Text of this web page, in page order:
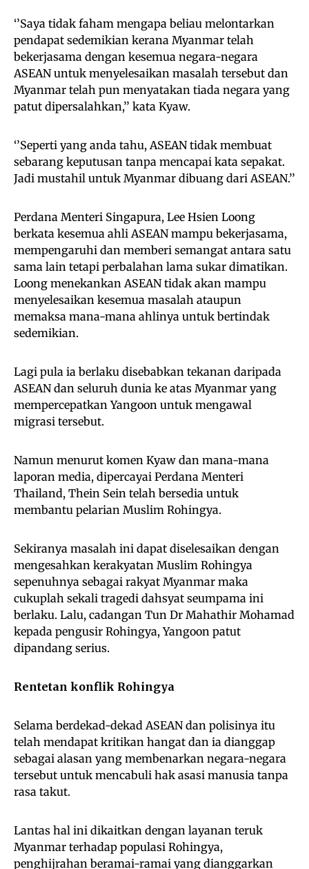
‘’Saya tidak faham mengapa beliau melontarkan
pendapat sedemikian kerana Myanmar telah
bekerjasama dengan kesemua negara-negara
ASEAN untuk menyelesaikan masalah tersebut dan
Myanmar telah pun menyatakan tiada negara yang
patut dipersalahkan,’’ kata Kyaw.
‘’Seperti yang anda tahu, ASEAN tidak membuat
sebarang keputusan tanpa mencapai kata sepakat.
Jadi mustahil untuk Myanmar dibuang dari ASEAN.’’
Perdana Menteri Singapura, Lee Hsien Loong
berkata kesemua ahli ASEAN mampu bekerjasama,
mempengaruhi dan memberi semangat antara satu
sama lain tetapi perbalahan lama sukar dimatikan.
Loong menekankan ASEAN tidak akan mampu
menyelesaikan kesemua masalah ataupun
memaksa mana-mana ahlinya untuk bertindak
sedemikian.
Lagi pula ia berlaku disebabkan tekanan daripada
ASEAN dan seluruh dunia ke atas Myanmar yang
mempercepatkan Yangoon untuk mengawal
migrasi tersebut.
Namun menurut komen Kyaw dan mana-mana
laporan media, dipercayai Perdana Menteri
Thailand, Thein Sein telah bersedia untuk
membantu pelarian Muslim Rohingya.
Sekiranya masalah ini dapat diselesaikan dengan
mengesahkan kerakyatan Muslim Rohingya
sepenuhnya sebagai rakyat Myanmar maka
cukuplah sekali tragedi dahsyat seumpama ini
berlaku. Lalu, cadangan Tun Dr Mahathir Mohamad
kepada pengusir Rohingya, Yangoon patut
dipandang serius.
Rentetan konflik Rohingya
Selama berdekad-dekad ASEAN dan polisinya itu
telah mendapat kritikan hangat dan ia dianggap
sebagai alasan yang membenarkan negara-negara
tersebut untuk mencabuli hak asasi manusia tanpa
rasa takut.
Lantas hal ini dikaitkan dengan layanan teruk
Myanmar terhadap populasi Rohingya,
penghijrahan beramai-ramai yang dianggarkan